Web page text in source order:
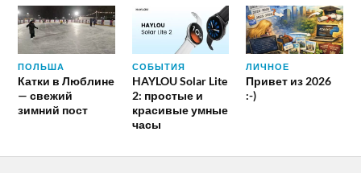
ПОЛЬША
Катки в Люблине
— свежий
зимний пост
СОБЫТИЯ
HAYLOU Solar Lite
2: простые и
красивые умные
часы
ЛИЧНОЕ
Привет из 2026
:-)